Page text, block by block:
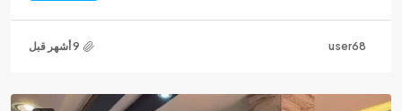
user68